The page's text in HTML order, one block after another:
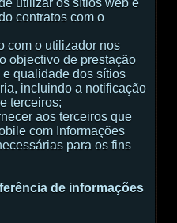
utilizar os sítios web e
contratos com o
com o utilizador nos
objectivo de prestação
qualidade dos sítios
incluindo a notificação
terceiros;
aos terceiros que
com Informações
para os fins
de informações